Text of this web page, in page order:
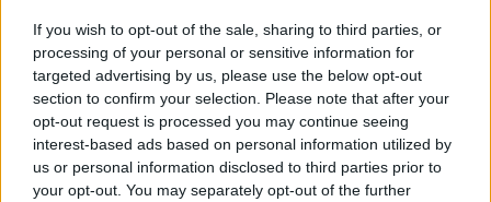
If you wish to opt-out of the sale, sharing to third parties, or
processing of your personal or sensitive information for
targeted advertising by us, please use the below opt-out
section to confirm your selection. Please note that after your
opt-out request is processed you may continue seeing
interest-based ads based on personal information utilized by
us or personal information disclosed to third parties prior to
your opt-out. You may separately opt-out of the further
Pokorny Lia: „Fájdalmat játszani a
színpadon egy agyrém!”